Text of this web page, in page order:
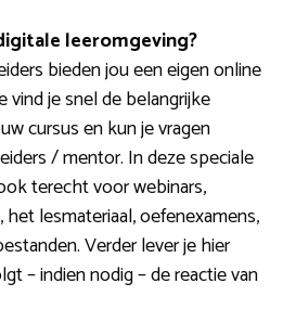
leeromgeving?
bieden jou een eigen online
vind je snel de belangrijke
cursus en kun je vragen
/ mentor. In deze speciale
terecht voor webinars,
lesmateriaal, oefenexamens,
Verder lever je hier
– indien nodig – de reactie van